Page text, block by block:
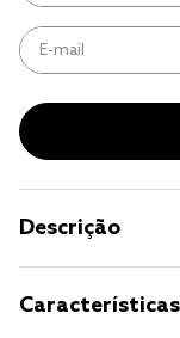
Descrição
Características